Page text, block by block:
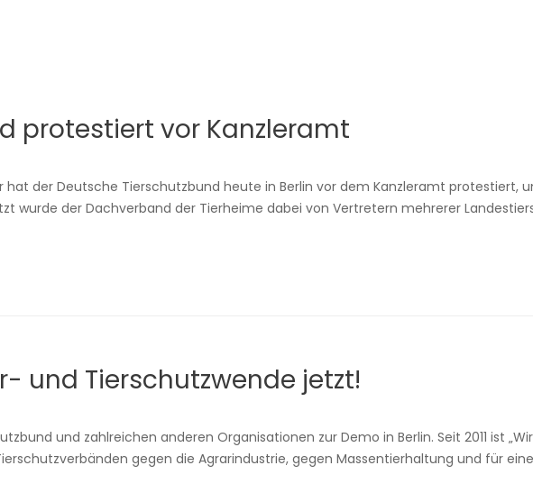
protestiert vor Kanzleramt
der Deutsche Tierschutzbund heute in Berlin vor dem Kanzleramt protestiert,
wurde der Dachverband der Tierheime dabei von Vertretern mehrerer
und Tierschutzwende jetzt!
und zahlreichen anderen Organisationen zur Demo in Berlin. Seit 2011 ist
gegen die Agrarindustrie, gegen Massentierhaltung und für